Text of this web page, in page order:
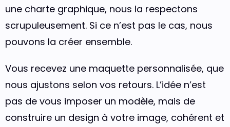
une charte graphique, nous la respectons
scrupuleusement. Si ce n’est pas le cas, nous
pouvons la créer ensemble.
Vous recevez une maquette personnalisée, que
nous ajustons selon vos retours. L’idée n’est
pas de vous imposer un modèle, mais de
construire un design à votre image, cohérent et